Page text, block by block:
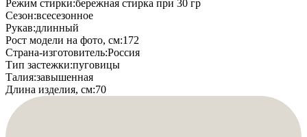
Режим стирки:бережная стирка при 30 гр
Cезон:всесезонное
Рукав:длинный
Рост модели на фото, см:172
Страна-изготовитель:Россия
Тип застежки:пуговицы
Талия:завышенная
Длина изделия, см:70